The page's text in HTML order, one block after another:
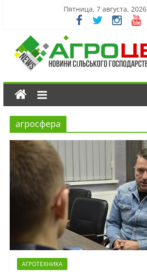
Пятница, 7 августа, 2026
агросфера
АГРОТЕХНИКА